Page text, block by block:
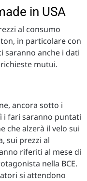
in USA
al consumo
in particolare con
saranno anche i dati
mutui.
ancora sotto i
i fari saranno puntati
che alzerà il velo sui
sui prezzi al
riferiti al mese di
nella BCE.
si attendono